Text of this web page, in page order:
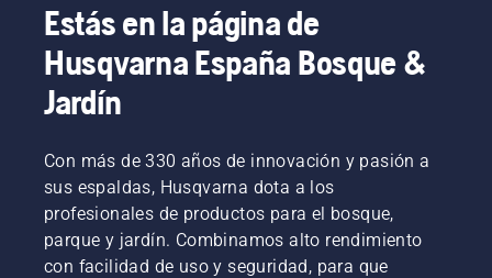
Estás en la página de
Husqvarna España Bosque &
Jardín
Con más de 330 años de innovación y pasión a
sus espaldas, Husqvarna dota a los
profesionales de productos para el bosque,
parque y jardín. Combinamos alto rendimiento
con facilidad de uso y seguridad, para que